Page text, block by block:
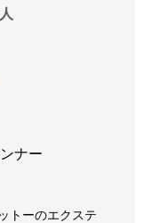
ナー
トーのエクステ